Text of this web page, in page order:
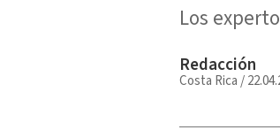
Los
Redacción
Costa Rica /